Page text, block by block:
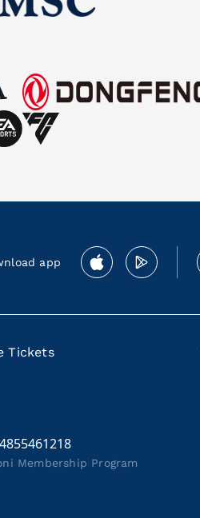
app
Tickets
Membership Program